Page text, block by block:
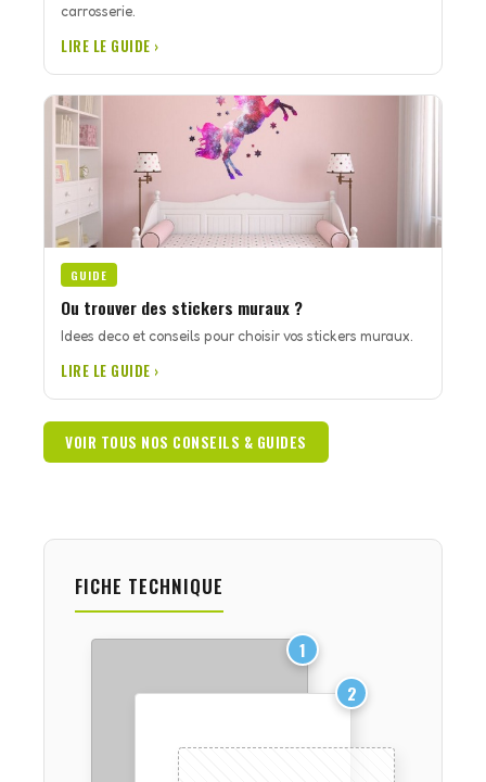
carrosserie.
LIRE LE GUIDE ›
GUIDE
Ou trouver des stickers muraux ?
Idees deco et conseils pour choisir vos stickers muraux.
LIRE LE GUIDE ›
VOIR TOUS NOS CONSEILS & GUIDES
FICHE TECHNIQUE
1
2